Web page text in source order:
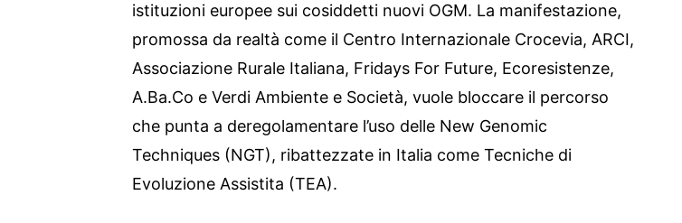
istituzioni europee sui cosiddetti nuovi OGM. La manifestazione,
promossa da realtà come il Centro Internazionale Crocevia, ARCI,
Associazione Rurale Italiana, Fridays For Future, Ecoresistenze,
A.Ba.Co e Verdi Ambiente e Società, vuole bloccare il percorso
che punta a deregolamentare l’uso delle New Genomic
Techniques (NGT), ribattezzate in Italia come Tecniche di
Evoluzione Assistita (TEA).